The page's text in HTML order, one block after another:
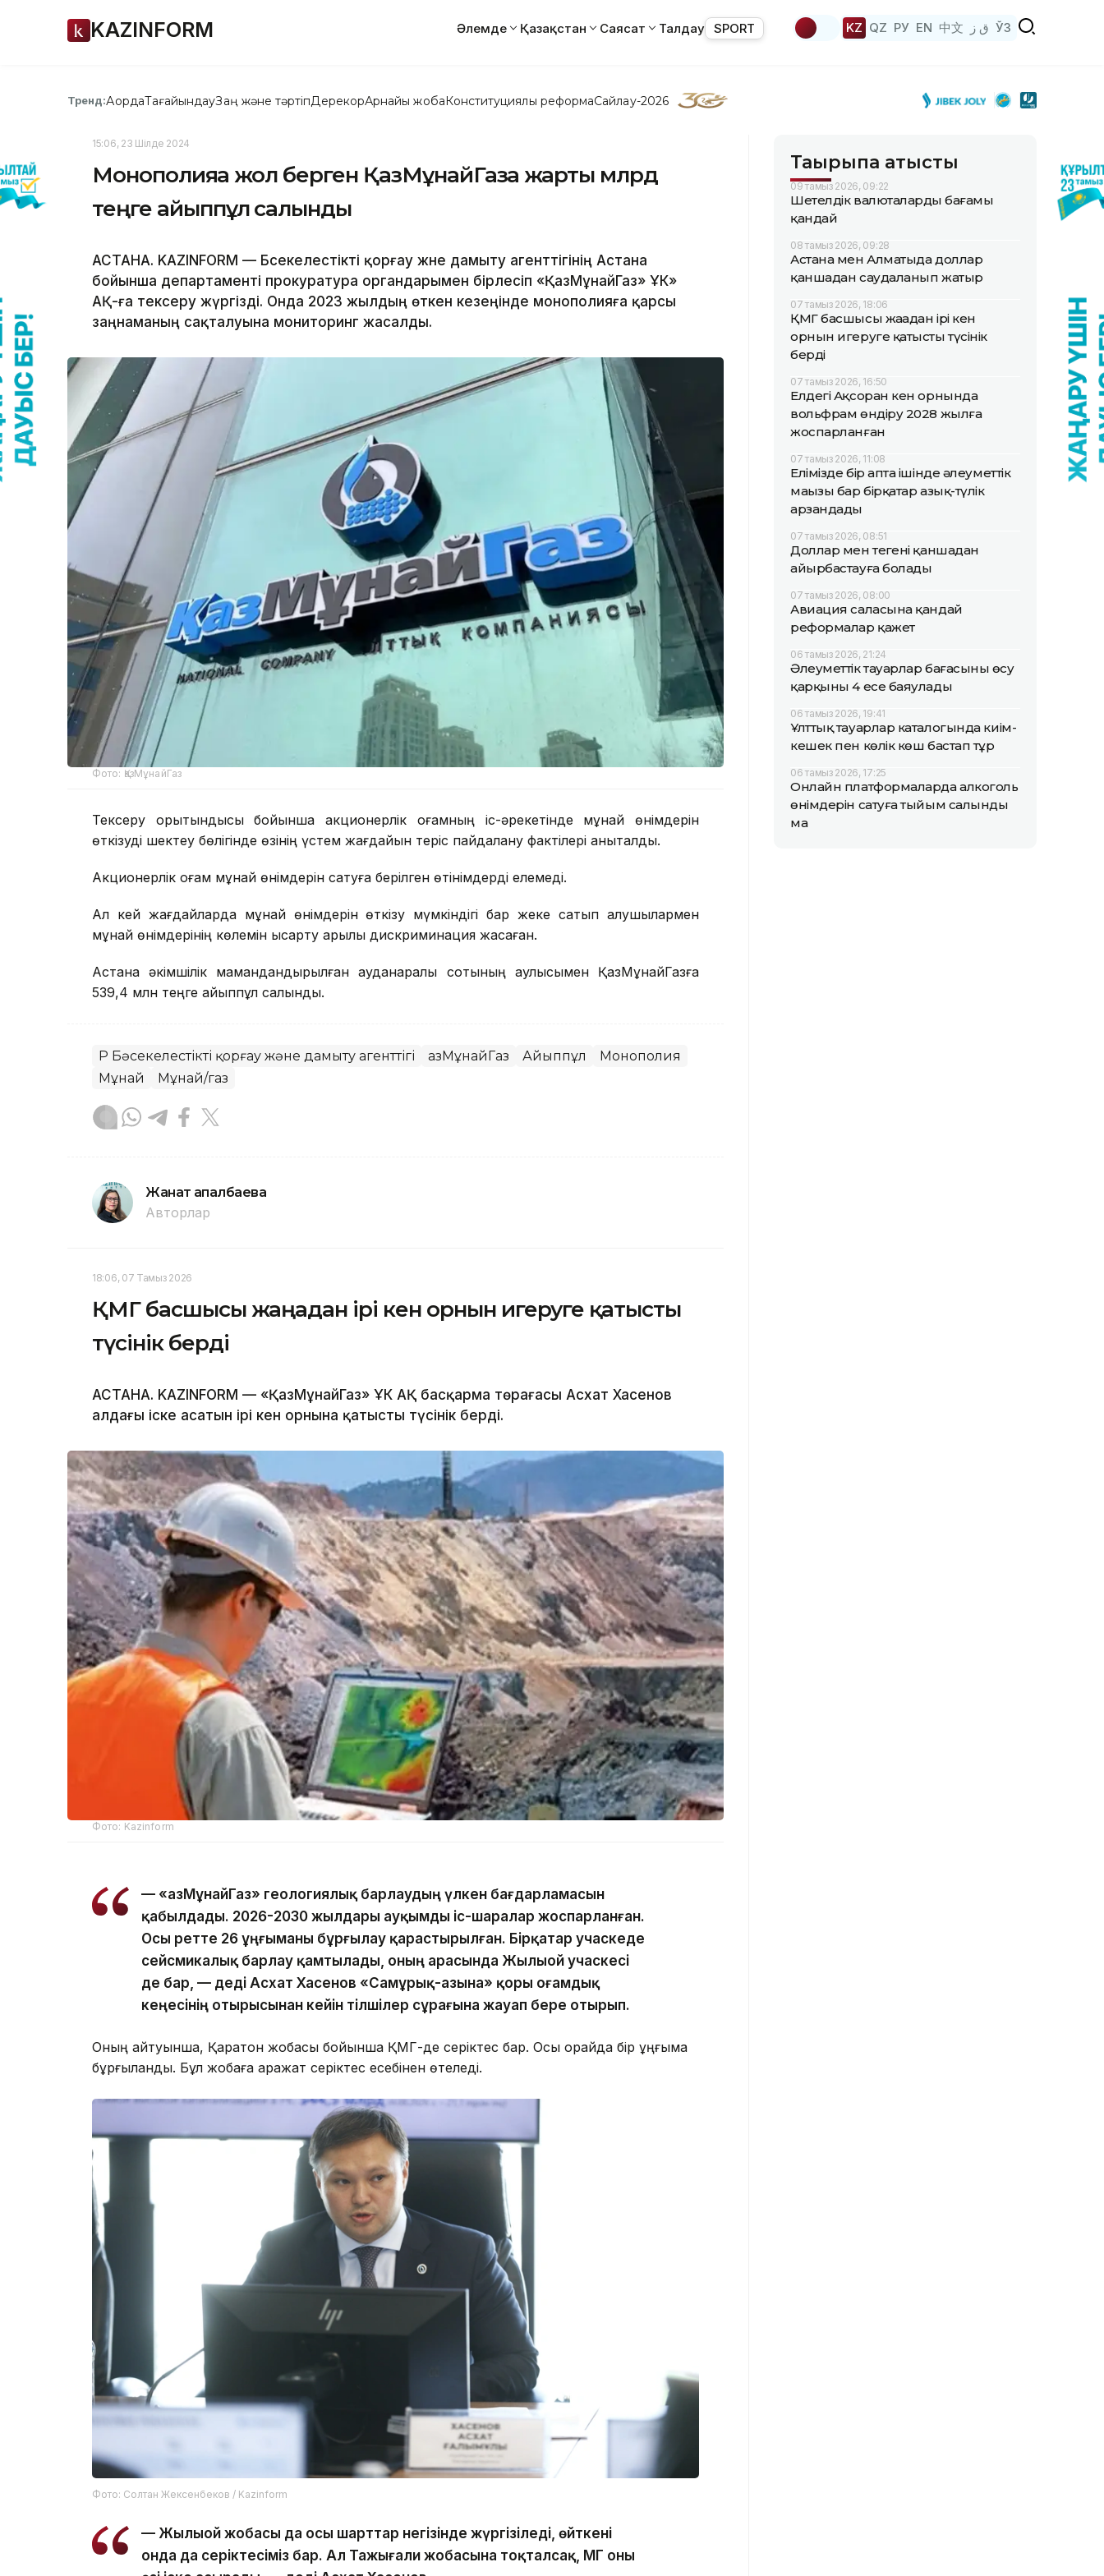
KAZINFORM Әлемде Қазақстан Саясат Талдау SPORT KZ QZ РУ EN 中文 ق ز ЎЗ
Тренд:АқордаТағайындауЗаң және тәртіпДерекқорАрнайы жобаКонституциялық реформаСайлау-2026
15:06, 23 Шілде 2024
Монополияға жол берген ҚазМұнайГазға жарты млрд
теңге айыппұл салынды
АСТАНА. KAZINFORM — Бәсекелестікті қорғау және дамыту агенттігінің Астана
бойынша департаменті прокуратура органдарымен бірлесіп «ҚазМұнайГаз» ҰК»
АҚ-ға тексеру жүргізді. Онда 2023 жылдың өткен кезеңінде монополияға қарсы
заңнаманың сақталуына мониторинг жасалды.
Фото: ҚазМұнайГаз
Тексеру қорытындысы бойынша акционерлік қоғамның іс-әрекетінде мұнай өнімдерін
өткізуді шектеу бөлігінде өзінің үстем жағдайын теріс пайдалану фактілері анықталды.
Акционерлік қоғам мұнай өнімдерін сатуға берілген өтінімдерді елемеді.
Ал кей жағдайларда мұнай өнімдерін өткізу мүмкіндігі бар жеке сатып алушылармен
мұнай өнімдерінің көлемін қысқарту арқылы дискриминация жасаған.
Астана әкімшілік мамандандырылған ауданаралық сотының қаулысымен ҚазМұнайГазға
539,4 млн теңге айыппұл салынды.
ҚР Бәсекелестікті қорғау және дамыту агенттігі ҚазМұнайГаз Айыппұл
Монополия
Мұнай
Мұнай/газ
Жанат Қапалбаева
Авторлар
18:06, 07 Тамыз 2026
ҚМГ басшысы жаңадан ірі кен орнын игеруге қатысты
түсінік берді
АСТАНА. KAZINFORM — «ҚазМұнайГаз» ҰК АҚ басқарма төрағасы Асхат Хасенов
алдағы іске асатын ірі кен орнына қатысты түсінік берді.
Фото: Kazinform
— «ҚазМұнайГаз» геологиялық барлаудың үлкен бағдарламасын
қабылдады. 2026-2030 жылдары ауқымды іс-шаралар жоспарланған.
Осы ретте 26 ұңғыманы бұрғылау қарастырылған. Бірқатар учаскеде
сейсмикалық барлау қамтылады, оның арасында Жылыой учаскесі
де бар, — деді Асхат Хасенов «Самұрық-Қазына» қоры Қоғамдық
кеңесінің отырысынан кейін тілшілер сұрағына жауап бере отырып.
Оның айтуынша, Қаратон жобасы бойынша ҚМГ-де серіктес бар. Осы орайда бір ұңғыма
бұрғыланды. Бұл жобаға қаражат серіктес есебінен өтеледі.
Фото: Солтан Жексенбеков / Kazinform
— Жылыой жобасы да осы шарттар негізінде жүргізіледі, өйткені
онда да серіктесіміз бар. Ал Тажығали жобасына тоқталсақ, ҚМГ оны
Тақырыпқа қатысты
09 тамыз 2026, 09:22
Шетелдік валюталардың бағамы
қандай
08 тамыз 2026, 09:28
Астана мен Алматыда доллар
қаншадан саудаланып жатыр
07 тамыз 2026, 18:06
ҚМГ басшысы жаңадан ірі кен
орнын игеруге қатысты түсінік
берді
07 тамыз 2026, 16:50
Елдегі Ақсоран кен орнында
вольфрам өндіру 2028 жылға
жоспарланған
07 тамыз 2026, 11:08
Елімізде бір апта ішінде әлеуметтік
маңызы бар бірқатар азық-түлік
арзандады
07 тамыз 2026, 08:51
Доллар мен теңгені қаншадан
айырбастауға болады
07 тамыз 2026, 08:00
Авиация саласына қандай
реформалар қажет
06 тамыз 2026, 21:24
Әлеуметтік тауарлар бағасының өсу
қарқыны 4 есе баяулады
06 тамыз 2026, 19:41
Ұлттық тауарлар каталогында киім-
кешек пен көлік көш бастап тұр
06 тамыз 2026, 17:25
Онлайн платформаларда алкоголь
өнімдерін сатуға тыйым салынды
ма